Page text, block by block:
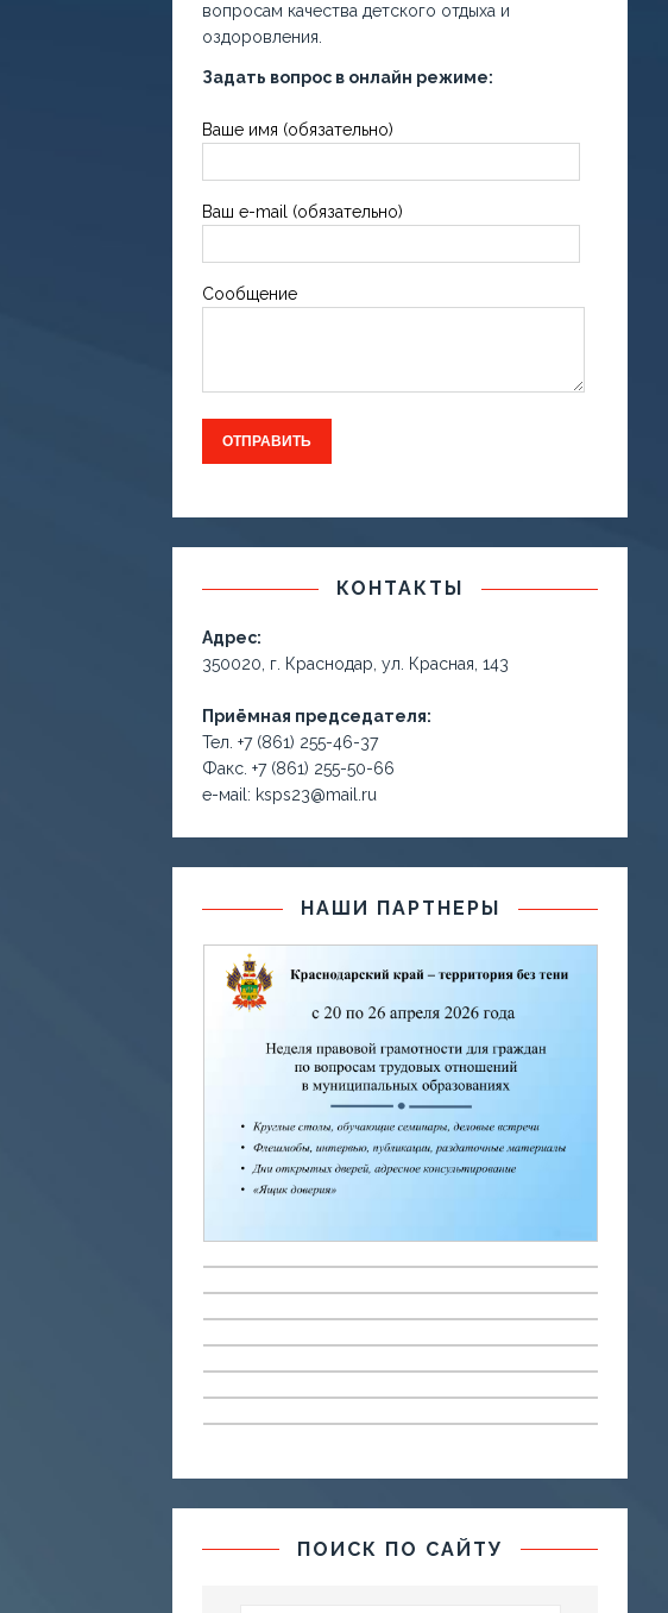
вопросам качества детского отдыха и
оздоровления.
Задать вопрос в онлайн режиме:
Ваше имя (обязательно)
Ваш e-mail (обязательно)
Сообщение
КОНТАКТЫ
Адрес:
350020, г. Краснодар, ул. Красная, 143
Приёмная председателя:
Тел. +7 (861) 255-46-37
Факс. +7 (861) 255-50-66
е-маil: ksps23@mail.ru
НАШИ ПАРТНЕРЫ
ПОИСК ПО САЙТУ